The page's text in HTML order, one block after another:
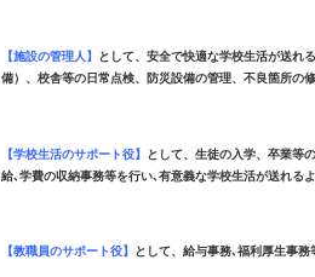
【施設の管理人】 として、安全で快適な学校生活が送れ
備）、校舎等の日常点検、防災設備の管理、不良箇所の
【学校生活のサポート役】 として、生徒の入学、卒業等
給､学費の収納事務等を行い､有意義な学校生活が送れる
【教職員のサポート役】 として、給与事務､福利厚生事